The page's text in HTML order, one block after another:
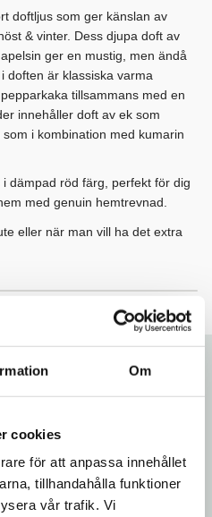
Om
cookies
för att anpassa innehållet
tillhandahålla funktioner
vår trafik. Vi
doftljus som ger känslan av
& vinter. Dess djupa doft av
ger en mustig, men ändå
doften är klassiska varma
tillsammans med en
innehåller doft av ek som
i kombination med kumarin
dämpad röd färg, perfekt för dig
med genuin hemtrevnad.
eller när man vill ha det extra
Tigerlilja & Melon
Doftljus